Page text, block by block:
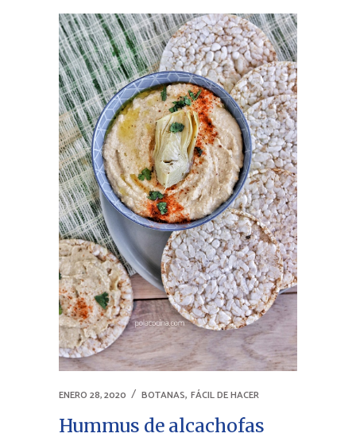
ENERO 28, 2020 BOTANAS, FÁCIL DE HACER
Hummus de alcachofas